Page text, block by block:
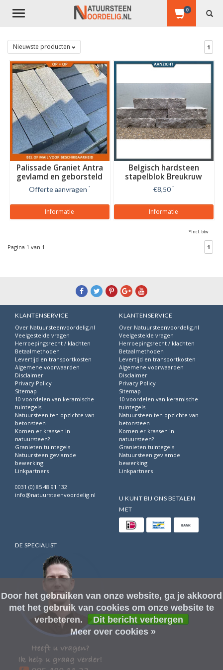
Toggle
0
Nieuwste producten 1
Palissade Graniet Antra
gevlamd en geborsteld
12x12 cm
Offerte aanvragen *
Informatie
Belgisch hardsteen
stapelblok Breukruw
€8,50 *
Informatie
*Incl. btw
Pagina 1 van 1 1
KLANTENSERVICE
Over Natuursteenvoordelig.nl
Veelgestelde vragen
Herroepingsrecht / klachten
Betaalmethoden
Levertijd en transportkosten
Algemene voorwaarden
Disclaimer
Privacy Policy
Sitemap
10 voordelen van keramische
tuintegels
Natuursteen ten opzichte van
betonsteen
Komen er krassen in
natuursteen?
Granieten tuintegels
Natuursteen gevlamde
bewerking
Linkpartners
0031 (0) 85 48 91 132
info@natuursteenvoordelig.nl
KLANTENSERVICE
Over Natuursteenvoordelig.nl
Veelgestelde vragen
Herroepingsrecht / klachten
Betaalmethoden
Levertijd en transportkosten
Algemene voorwaarden
Disclaimer
Privacy Policy
Sitemap
10 voordelen van keramische
tuintegels
Natuursteen ten opzichte van
betonsteen
Komen er krassen in
natuursteen?
Granieten tuintegels
Natuursteen gevlamde
bewerking
Linkpartners
U KUNT BIJ ONS BETALEN
MET
DE SPECIALIST
Door het gebruiken van onze website, ga je akkoord
met het gebruik van cookies om onze website te
verbeteren.
Dit bericht verbergen
Meer over cookies »